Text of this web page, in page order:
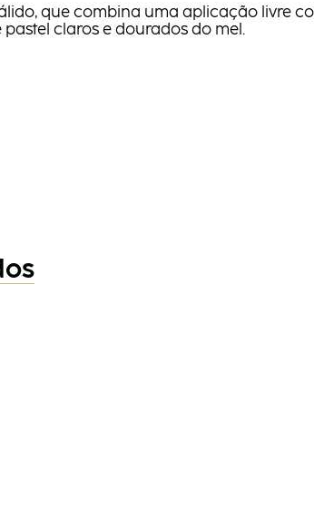
que combina uma aplicação livre
pastel claros e dourados do mel.